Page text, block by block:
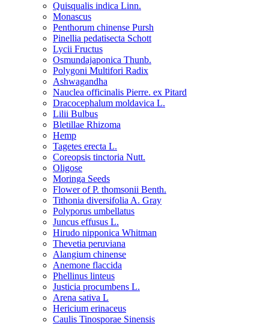
Quisqualis indica Linn.
Monascus
Penthorum chinense Pursh
Pinellia pedatisecta Schott
Lycii Fructus
Osmundajaponica Thunb.
Polygoni Multifori Radix
Ashwagandha
Nauclea officinalis Pierre. ex Pitard
Dracocephalum moldavica L.
Lilii Bulbus
Bletillae Rhizoma
Hemp
Tagetes erecta L.
Coreopsis tinctoria Nutt.
Oligose
Moringa Seeds
Flower of P. thomsonii Benth.
Tithonia diversifolia A. Gray
Polyporus umbellatus
Juncus effusus L.
Hirudo nipponica Whitman
Thevetia peruviana
Alangium chinense
Anemone flaccida
Phellinus linteus
Justicia procumbens L.
Arena sativa L
Hericium erinaceus
Caulis Tinosporae Sinensis